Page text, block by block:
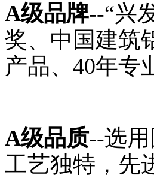
A级品牌--“兴
奖、中国建筑
产品、40年专
A级品质--选
工艺独特，先